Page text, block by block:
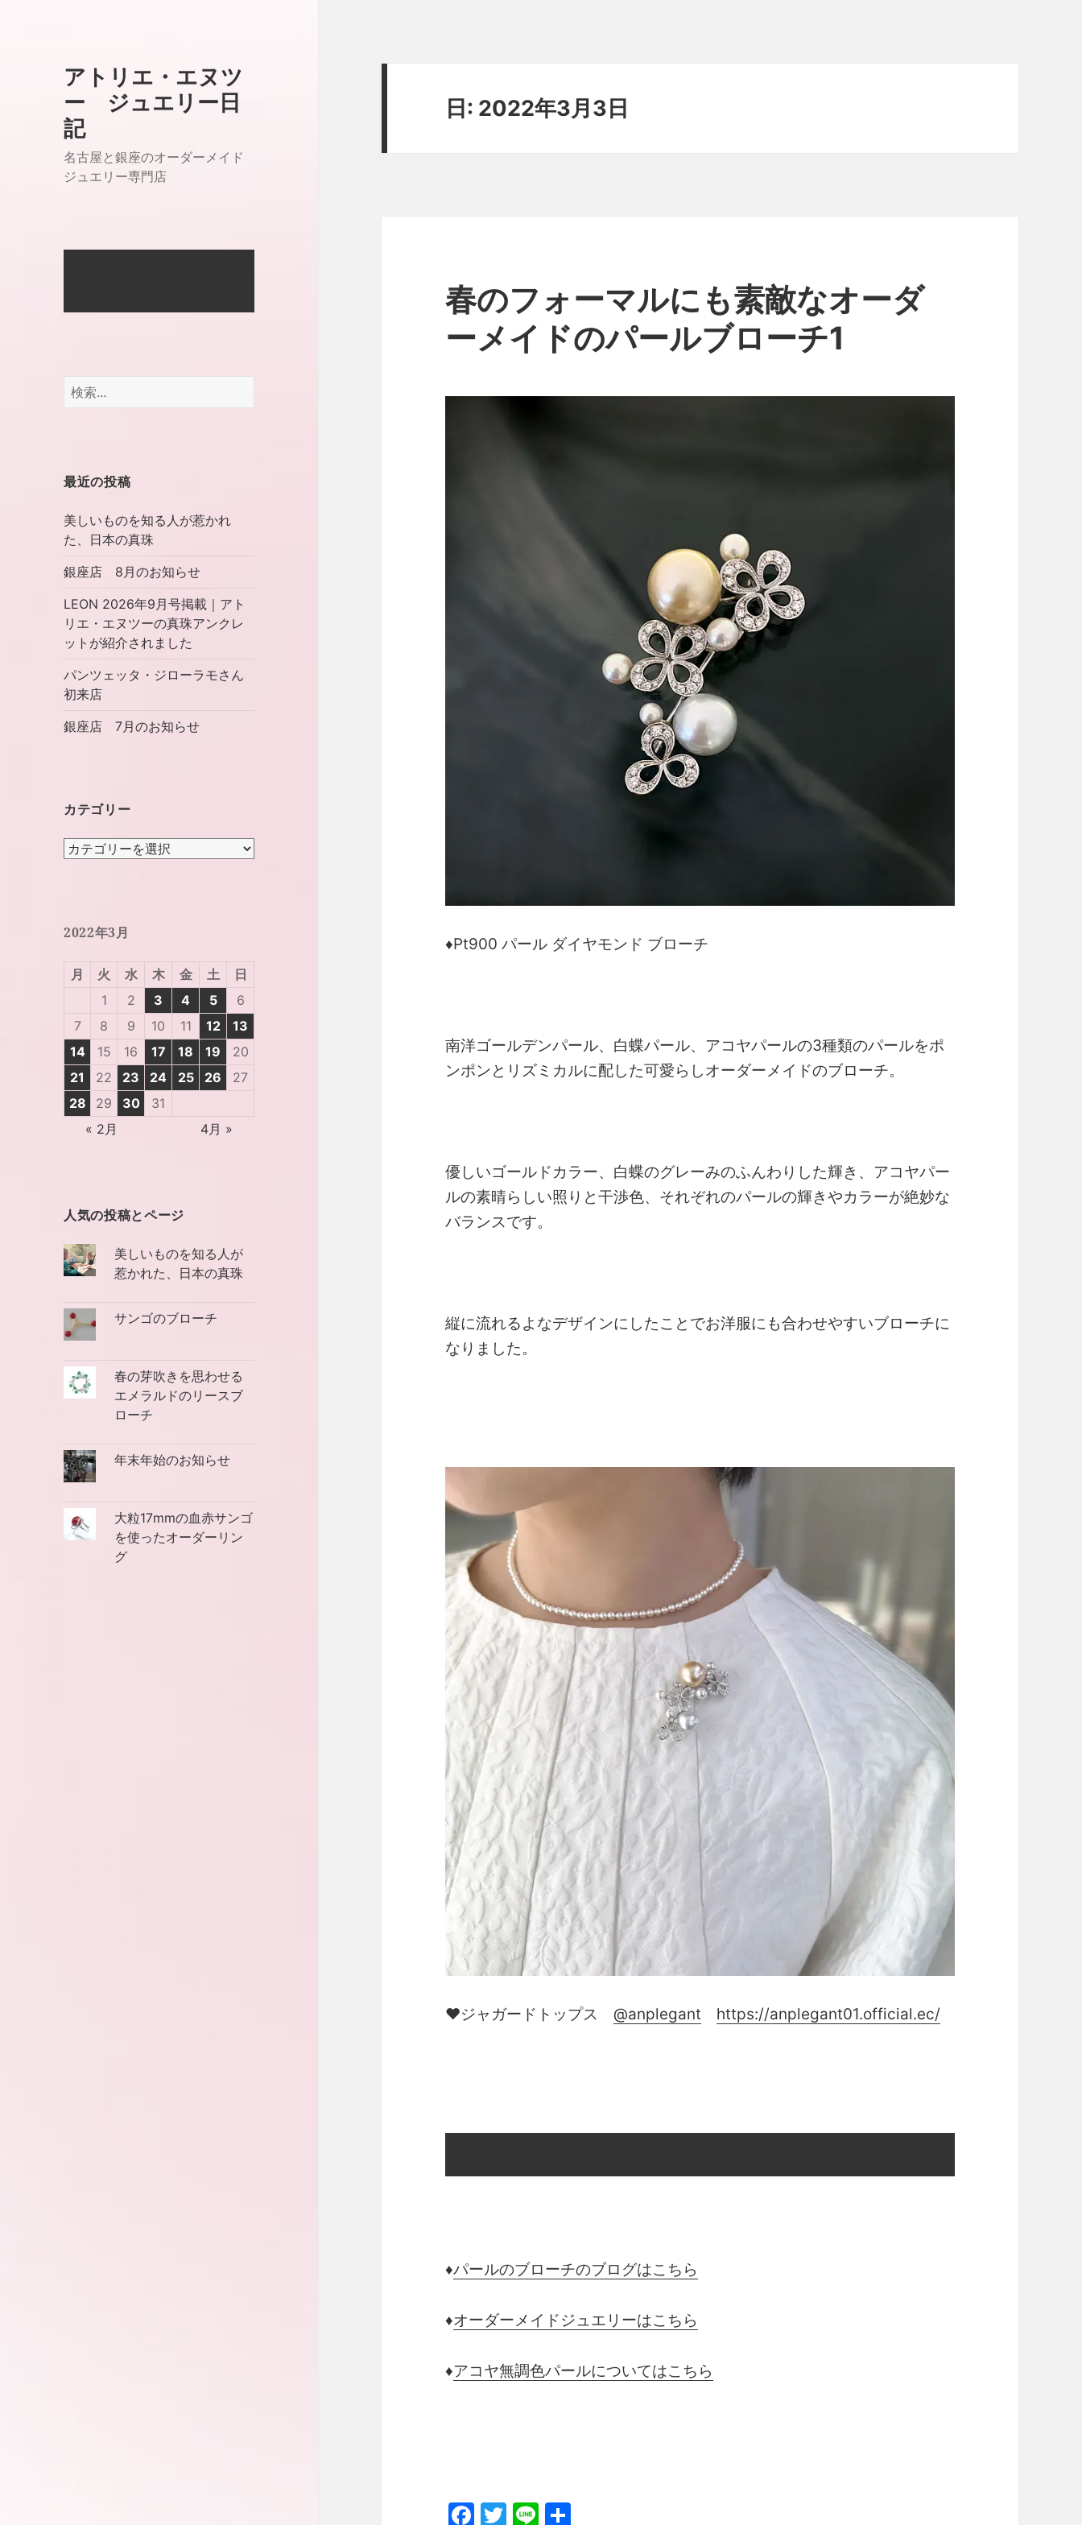
アトリエ・エヌツ
ー ジュエリー日
記
名古屋と銀座のオーダーメイド
ジュエリー専門店
検
最近の投稿
美しいものを知る人が惹かれ
た、日本の真珠
銀座店 8月のお知らせ
LEON 2026年9月号掲載｜アト
リエ・エヌツーの真珠アンクレ
ットが紹介されました
パンツェッタ・ジローラモさん
初来店
銀座店 7月のお知らせ
カテゴリー
カ
ー
2022年3月
月 火 水 木 金 土
日
1
2 3 4 5
6
7
8 9 10 11 12
13
14
15 16 17 18 19
20
21
22 23 24 25 26
27
28
29 30
31
« 2月
4月 »
人気の投稿とページ
美しいものを知る人が
惹かれた、日本の真珠
サンゴのブローチ
春の芽吹きを思わせる
エメラルドのリースブ
ローチ
年末年始のお知らせ
大粒17mmの血赤サンゴ
を使ったオーダーリン
グ
日: 2022年3月3日
春のフォーマルにも素敵なオーダ
ーメイドのパールブローチ1
♦Pt900 パール ダイヤモンド ブローチ
南洋ゴールデンパール、白蝶パール、アコヤパールの3種類のパールをポ
ンポンとリズミカルに配した可愛らしオーダーメイドのブローチ。
優しいゴールドカラー、白蝶のグレーみのふんわりした輝き、アコヤパー
ルの素晴らしい照りと干渉色、それぞれのパールの輝きやカラーが絶妙な
バランスです。
縦に流れるよなデザインにしたことでお洋服にも合わせやすいブローチに
なりました。
♥ジャガードトップス @anplegant https://anplegant01.official.ec/
♦パールのブローチのブログはこちら
♦オーダーメイドジュエリーはこちら
♦アコヤ無調色パールについてはこちら
F T Li